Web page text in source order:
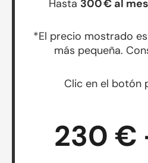
Hasta 300 € al
*El precio mostrado
más pequeña.
Clic en el botón
230 €